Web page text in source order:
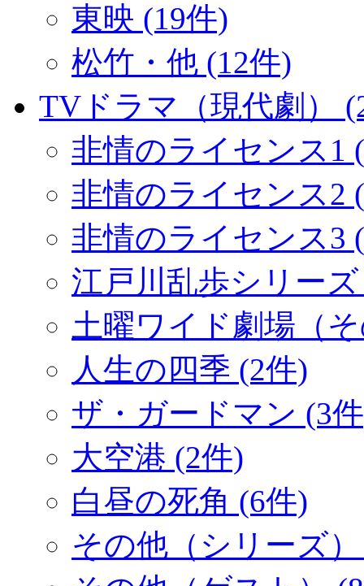
東映 (19件)
松竹・他 (12件)
TVドラマ（現代劇）
非情のライセンス1
非情のライセンス2
非情のライセンス3
江戸川乱歩シリー
土曜ワイド劇場（
人生の四季 (2件)
ザ・ガードマン (3
大空港 (2件)
白昼の死角 (6件)
その他（シリーズ